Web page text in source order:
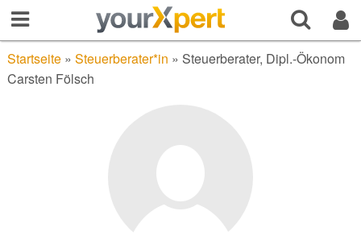
Startseite» Steuerberater*in » Steuerberater, Dipl.-Ökonom
Carsten Fölsch